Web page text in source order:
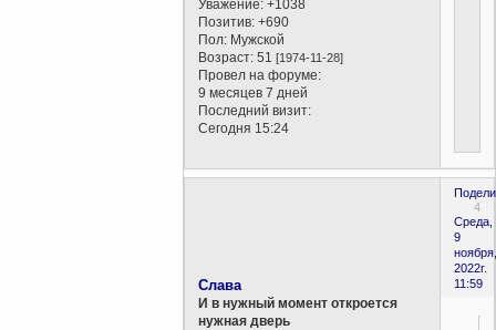
Уважение: +1038
Позитив: +690
Пол: Мужской
Возраст: 51[1974-11-28]
Провел на форуме:
9 месяцев 7 дней
Последний визит:
Сегодня 15:24
4
Среда,
9
ноября,
2022г.
11:59
Слава
И в нужный момент откроется
нужная дверь